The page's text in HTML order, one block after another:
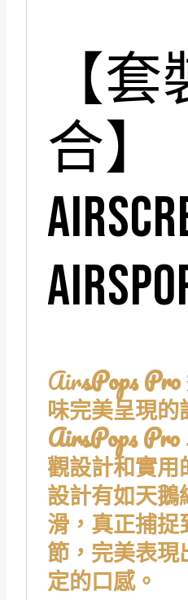
【
合】
AirSPops
味完美呈現的
AirsPops
觀設計和實
設計有如天
滑，真正捕
節，完美表
定的口感。